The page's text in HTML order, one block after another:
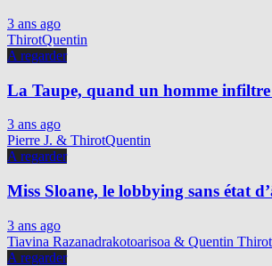
3 ans ago
ThirotQuentin
A regarder
La Taupe, quand un homme
3 ans ago
Pierre J. & ThirotQuentin
A regarder
Miss Sloane, le lobbying sans état
3 ans ago
Tiavina Razanadrakotoarisoa & Quentin Thirot
A regarder